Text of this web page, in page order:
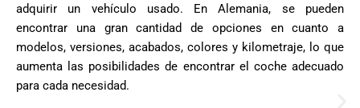
adquirir un vehículo usado. En Alemania, se pueden
encontrar una gran cantidad de opciones en cuanto a
modelos, versiones, acabados, colores y kilometraje, lo que
aumenta las posibilidades de encontrar el coche adecuado
para cada necesidad.